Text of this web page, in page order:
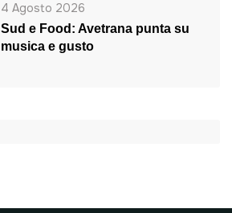
4 Agosto 2026
Sud e Food: Avetrana punta su
musica e gusto